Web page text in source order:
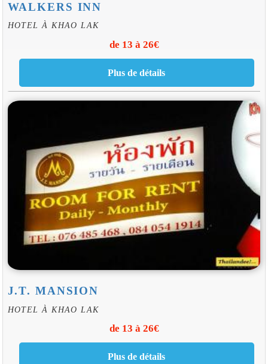
WALKERS INN
HOTEL À KHAO LAK
de 13 à 26€
J.T. MANSION
HOTEL À KHAO LAK
de 13 à 26€